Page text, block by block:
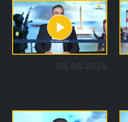
08-08-2026